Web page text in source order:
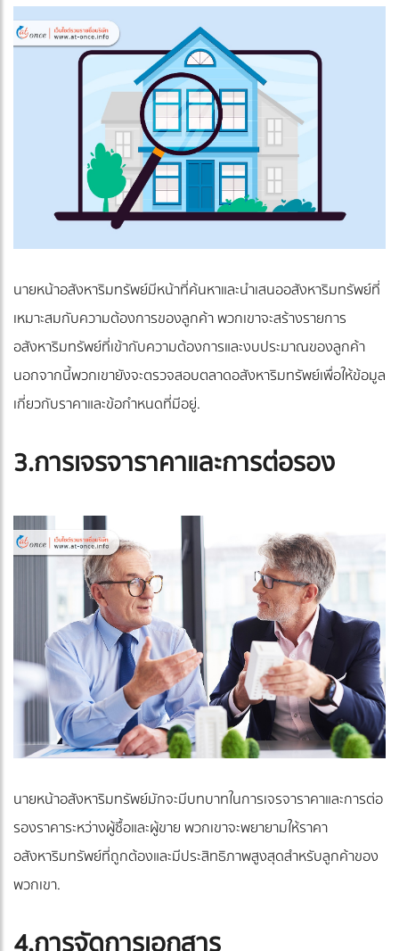
นายหน้าอสังหาริมทรัพย์มีหน้าที่ค้นหาและนำเสนออสังหาริมทรัพย์ที่
เหมาะสมกับความต้องการของลูกค้า พวกเขาจะสร้างรายการ
อสังหาริมทรัพย์ที่เข้ากับความต้องการและงบประมาณของลูกค้า
นอกจากนี้พวกเขายังจะตรวจสอบตลาดอสังหาริมทรัพย์เพื่อให้ข้อมูล
เกี่ยวกับราคาและข้อกำหนดที่มีอยู่.
3.การเจรจาราคาและการต่อรอง
นายหน้าอสังหาริมทรัพย์มักจะมีบทบาทในการเจรจาราคาและการต่อ
รองราคาระหว่างผู้ซื้อและผู้ขาย พวกเขาจะพยายามให้ราคา
อสังหาริมทรัพย์ที่ถูกต้องและมีประสิทธิภาพสูงสุดสำหรับลูกค้าของ
พวกเขา.